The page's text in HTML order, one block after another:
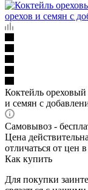
Коктейль
и семян с
Самовывоз -
Цена
отличаться от цен
Как купить
Для покупки